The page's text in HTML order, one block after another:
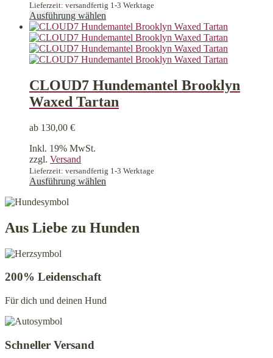
Lieferzeit: versandfertig 1-3 Werktage
Ausführung wählen
Produkt
weist
mehrere
Varianten
Optionen
können
CLOUD7 Hundemantel Brooklyn
Waxed Tartan
ab 130,00 €
Inkl. 19% MwSt.
zzgl. Versand
Lieferzeit: versandfertig 1-3 Werktage
Ausführung wählen
Varianten
auf.
Produktseite
Aus Liebe zu Hunden
200% Leidenschaft
Für dich und deinen Hund
Schneller Versand